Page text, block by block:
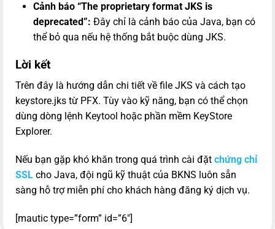
Cảnh báo “The proprietary format JKS is
deprecated”: Đây chỉ là cảnh báo của Java, bạn có
thể bỏ qua nếu hệ thống bắt buộc dùng JKS.
Lời kết
Trên đây là hướng dẫn chi tiết về file JKS và cách tạo
keystore.jks từ PFX. Tùy vào kỹ năng, bạn có thể chọn
dùng dòng lệnh Keytool hoặc phần mềm KeyStore
Explorer.
Nếu bạn gặp khó khăn trong quá trình cài đặt chứng chỉ
SSL cho Java, đội ngũ kỹ thuật của BKNS luôn sẵn
sàng hỗ trợ miễn phí cho khách hàng đăng ký dịch vụ.
[mautic type=”form” id=”6″]